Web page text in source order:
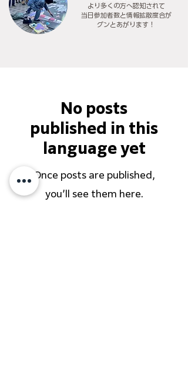
より多くの方へ認知されて
当日参加者数と情報拡散度合が
グンとあがります！
No posts
published in this
language yet
Once posts are published,
you’ll see them here.